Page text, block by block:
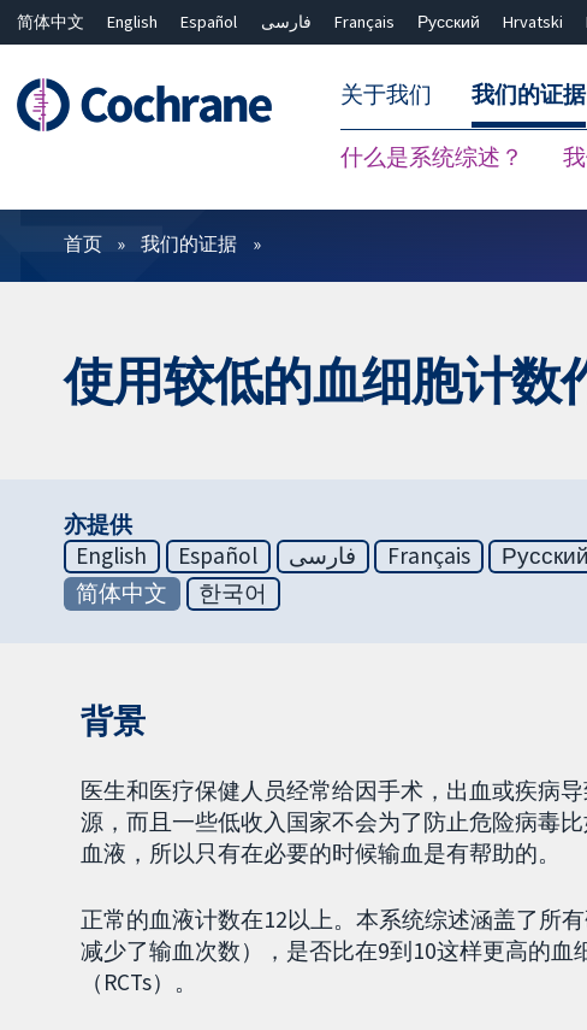
简体中文 English Español فارسی Français Русский Hrvatski
关于我们 我们的证据
什么是系统综述？
过滤
首页 我们的证据
使用较低的血细胞计数
亦提供
English
Español فارسی Français Русский
简体中文
한국어
背景
医生和医疗保健人员经常给因手术，出血或疾病
源，而且一些低收入国家不会为了防止危险病毒
血液，所以只有在必要的时候输血是有帮助的。
正常的血液计数在12以上。本系统综述涵盖了所
减少了输血次数），是否比在9到10这样更高的
（RCTs）。